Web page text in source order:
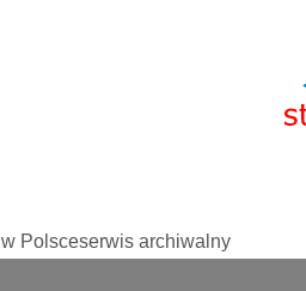
Polsceserwis archiwalny